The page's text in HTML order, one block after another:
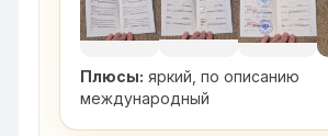
Плюсы: яркий, по описанию
международный